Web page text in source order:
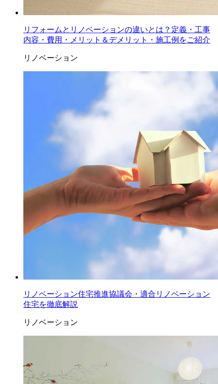
リフォームとリノベーションの違いとは？定義・工事
内容・費用・メリット＆デメリット・施工例をご紹介
リノベーション
リノベーション住宅推進協議会・適合リノベーション
住宅を徹底解説
リノベーション